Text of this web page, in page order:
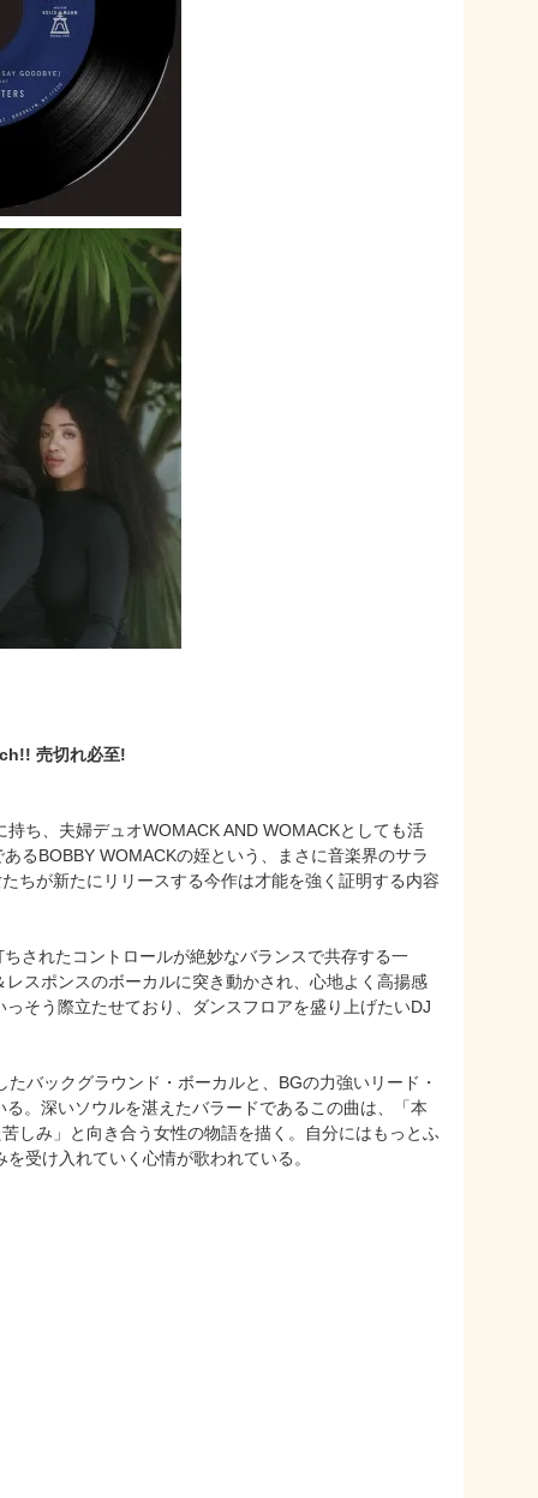
売切れ必至!
ち、夫婦デュオWOMACK AND WOMACKとしても活
るBOBBY WOMACKの姪という、まさに音楽界のサラ
ちが新たにリリースする今作は才能を強く証明する内容
されたコントロールが絶妙なバランスで共存する一
スポンスのボーカルに突き動かされ、心地よく高揚感
そう際立たせており、ダンスフロアを盛り上げたいDJ
バックグラウンド・ボーカルと、BGの力強いリード・
。深いソウルを湛えたバラードであるこの曲は、「本
しみ」と向き合う女性の物語を描く。自分にはもっとふ
受け入れていく心情が歌われている。